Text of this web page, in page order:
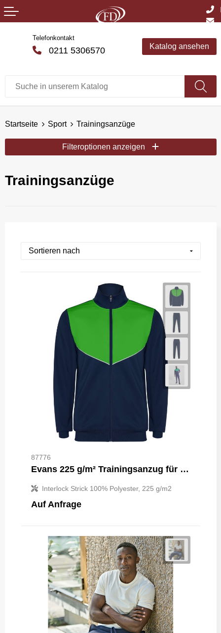
Telefonkontakt
0211 5306570 Katalog ansehen
Startseite Sport Trainingsanzüge
Filteroptionen anzeigen
Trainingsanzüge
87776
Evans 225 g/m² Trainingsanzug für Kinder
Interlock Strick 100% Polyester, 225 g/m2
Auf Anfrage